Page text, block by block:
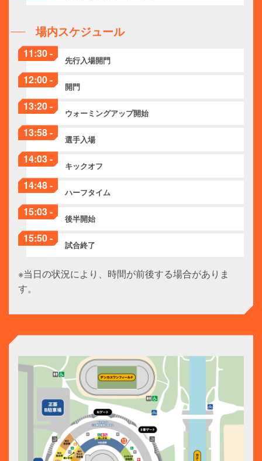
場内スケジュール
11:30 -
先行入場開門
12:00 -
開門
13:20 -
ウォーミングアップ開始
13:58 -
選手入場
14:03 -
キックオフ
14:48 -
ハーフタイム
15:03 -
後半開始
15:50 -
試合終了
※当日の状況により、時間が前後する場合がありま
す。